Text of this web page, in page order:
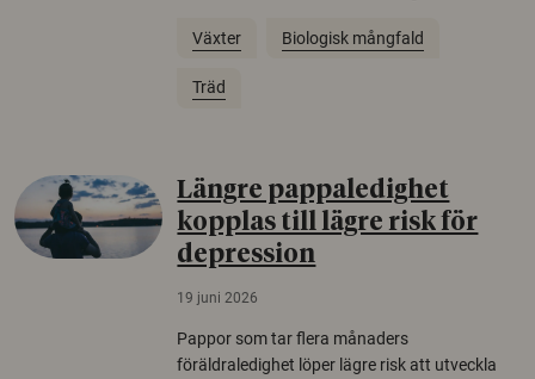
Växter Biologisk mångfald
Träd
Längre pappaledighet
kopplas till lägre risk för
depression
19 juni 2026
Pappor som tar flera månaders
föräldraledighet löper lägre risk att utveckla